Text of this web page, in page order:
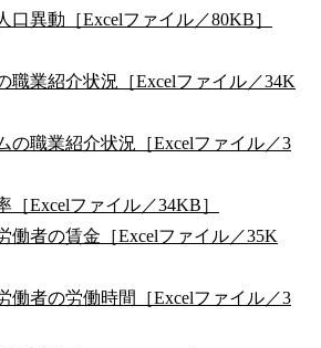
異動［Excelファイル／80KB］
業紹介状況［Excelファイル／34K
職業紹介状況［Excelファイル／3
Excelファイル／34KB］
者の賃金［Excelファイル／35K
者の労働時間［Excelファイル／3